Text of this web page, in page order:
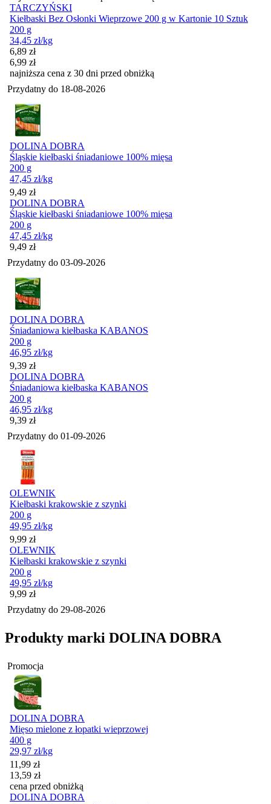
TARCZYŃSKI
Kiełbaski Bez Osłonki Wieprzowe 200 g w Kartonie 10 Sztuk
200 g
34,45 zł/kg
Cena promocyjna
6,89 zł
6,99 zł
najniższa cena z 30 dni przed obniżką
Przydatny do 18-08-2026
DOLINA DOBRA
Śląskie kiełbaski śniadaniowe 100% mięsa
200 g
47,45 zł/kg
Cena
9,49 zł
DOLINA DOBRA
Śląskie kiełbaski śniadaniowe 100% mięsa
200 g
47,45 zł/kg
Cena
9,49 zł
Przydatny do 03-09-2026
DOLINA DOBRA
Śniadaniowa kiełbaska KABANOS
200 g
46,95 zł/kg
Cena
9,39 zł
DOLINA DOBRA
Śniadaniowa kiełbaska KABANOS
200 g
46,95 zł/kg
Cena
9,39 zł
Przydatny do 01-09-2026
OLEWNIK
Kiełbaski krakowskie z szynki
200 g
49,95 zł/kg
Cena
9,99 zł
OLEWNIK
Kiełbaski krakowskie z szynki
200 g
49,95 zł/kg
Cena
9,99 zł
Przydatny do 29-08-2026
Produkty marki DOLINA DOBRA
Promocja
DOLINA DOBRA
Mięso mielone z łopatki wieprzowej
400 g
29,97 zł/kg
Cena promocyjna
11,99 zł
13,59 zł
cena przed obniżką
DOLINA DOBRA